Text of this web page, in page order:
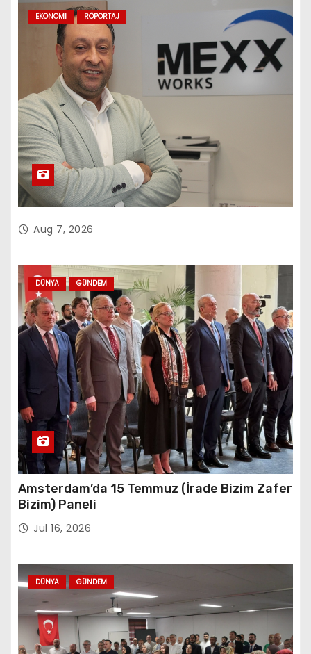
EKONOMI RÖPORTAJ
Aug 7, 2026
DÜNYA GÜNDEM
Amsterdam’da 15 Temmuz (İrade Bizim Zafer
Bizim) Paneli
Jul 16, 2026
DÜNYA GÜNDEM